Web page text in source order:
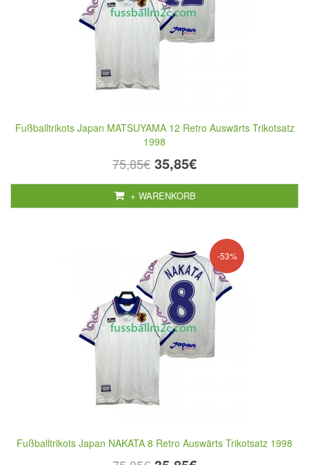
Fußballtrikots Japan MATSUYAMA 12 Retro Auswärts Trikotsatz
1998
75,85€ 35,85€
+ WARENKORB
-53%
Fußballtrikots Japan NAKATA 8 Retro Auswärts Trikotsatz 1998